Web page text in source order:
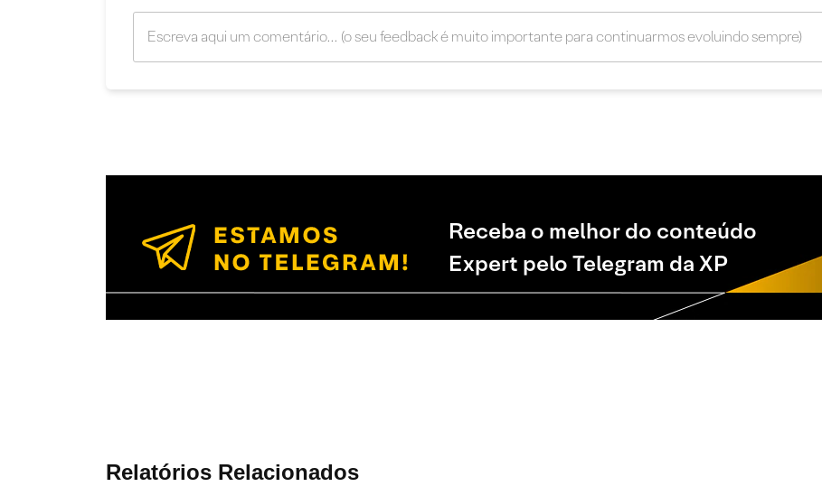
Receba o melhor do conteúdo
Expert pelo Telegram da XP
Relatórios Relacionados